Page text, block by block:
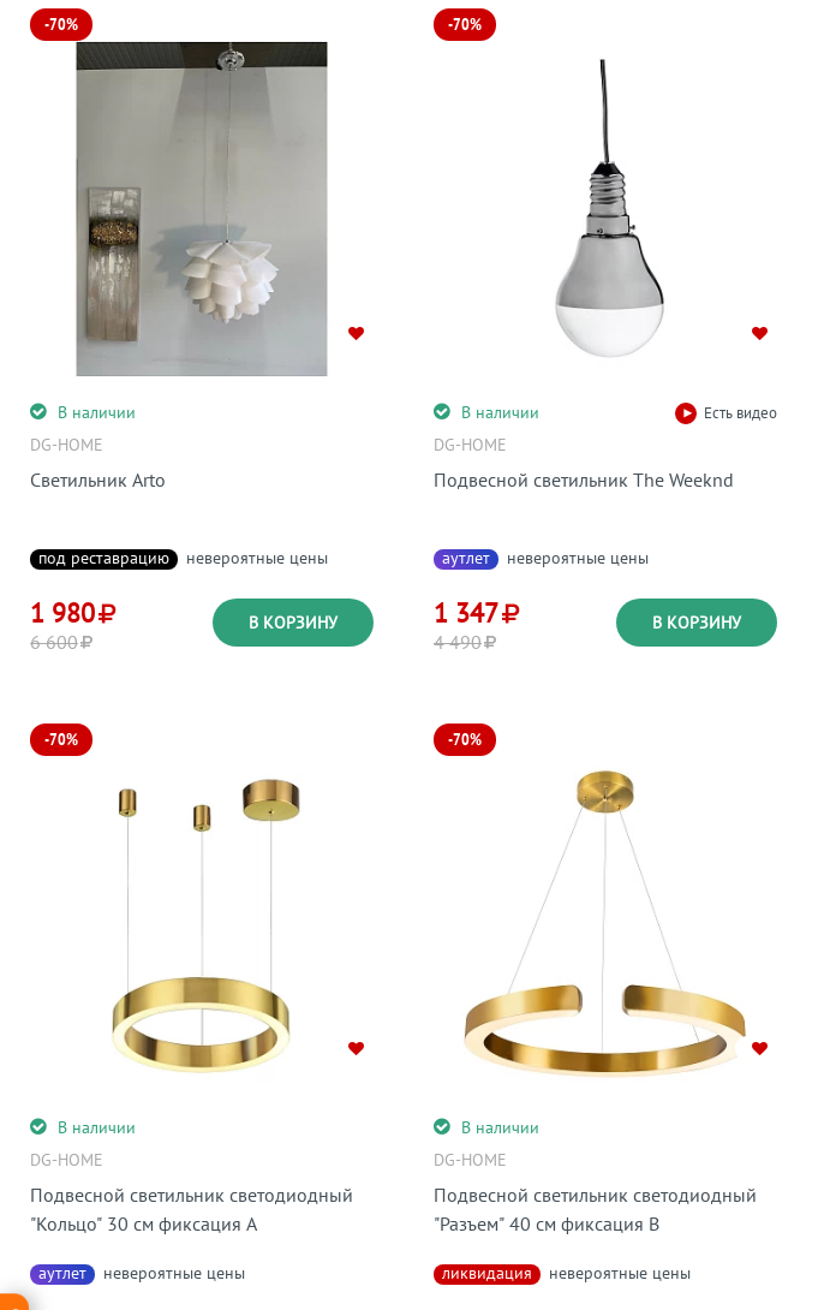
-70%
В наличии
DG-HOME
Светильник Arto
под реставрацию невероятные цены
В КОРЗИНУ
1 980
6 600
-70%
В наличии Есть видео
DG-HOME
Подвесной светильник The Weeknd
аутлет невероятные цены
В КОРЗИНУ
1 347
4 490
-70%
В наличии
DG-HOME
Подвесной светильник светодиодный
"Кольцо" 30 см фиксация А
аутлет невероятные цены
-70%
В наличии
DG-HOME
Подвесной светильник светодиодный
"Разъем" 40 см фиксация В
ликвидация невероятные цены